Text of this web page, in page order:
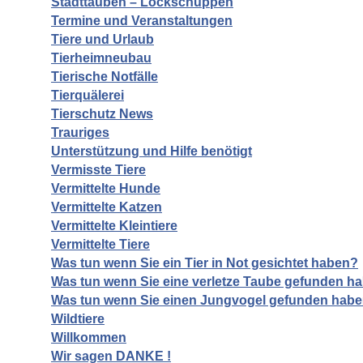
Termine und Veranstaltungen
Tiere und Urlaub
Tierheimneubau
Tierische Notfälle
Tierquälerei
Tierschutz News
Trauriges
Unterstützung und Hilfe benötigt
Vermisste Tiere
Vermittelte Hunde
Vermittelte Katzen
Vermittelte Kleintiere
Vermittelte Tiere
Was tun wenn Sie ein Tier in Not gesichtet haben?
Was tun wenn Sie eine verletze Taube gefunden
Was tun wenn Sie einen Jungvogel gefunden
Wildtiere
Willkommen
Wir sagen DANKE !